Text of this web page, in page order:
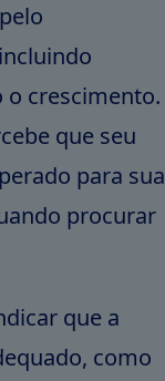
o crescimento.
que seu
para sua
procurar
que a
como